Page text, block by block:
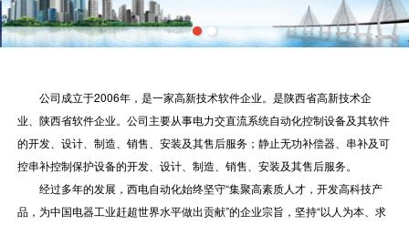
公司成立于2006年，是一家高新技术软件企业。是陕西省高新技术企
业、陕西省软件企业。公司主要从事电力交直流系统自动化控制设备及其软件
的开发、设计、制造、销售、安装及其售后服务；静止无功补偿器、串补及可
控串补控制保护设备的开发、设计、制造、销售、安装及其售后服务。
经过多年的发展，西电自动化始终坚守“集聚高素质人才，开发高科技产
品，为中国电器工业赶超世界水平做出贡献”的企业宗旨，坚持“以人为本、求